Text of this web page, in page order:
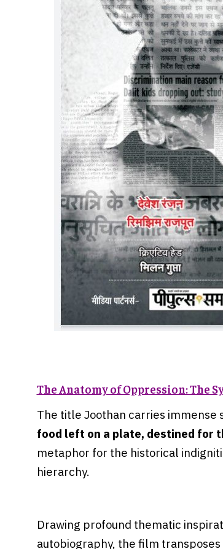
The Anatomy of Oppression: The
The title Joothan carries
food left on a plate, destined for
metaphor for the historical
hierarchy.
Drawing profound thematic
autobiography, the film